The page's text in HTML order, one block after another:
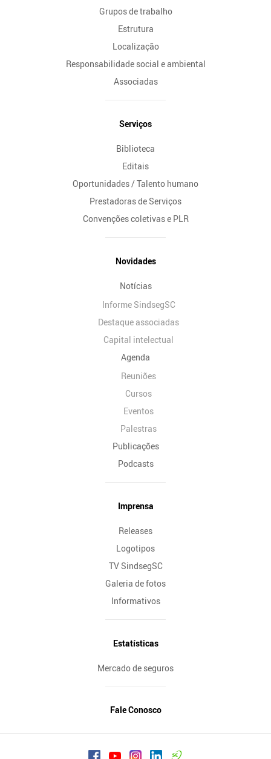
Grupos de trabalho
Estrutura
Localização
Responsabilidade social e ambiental
Associadas
Serviços
Biblioteca
Editais
Oportunidades / Talento humano
Prestadoras de Serviços
Convenções coletivas e PLR
Novidades
Notícias
Informe SindsegSC
Destaque associadas
Capital intelectual
Agenda
Reuniões
Cursos
Eventos
Palestras
Publicações
Podcasts
Imprensa
Releases
Logotipos
TV SindsegSC
Galeria de fotos
Informativos
Estatísticas
Mercado de seguros
Fale Conosco